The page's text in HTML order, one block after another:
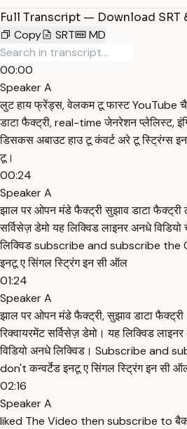
Full Transcript — Download SRT
Copy
SRT MD
00:00
Speaker A
लुट हाय फ्रेंड्स, वेलकम टू फास्ट YouTube
डाटा फैक्ट्री, real-time जेनरेशन प्लेलिस्ट,
डिसकस अबाउट हाउ टू कंवर्ट अरे टू स्ट्रिंग्स
टू।
00:24
Speaker A
झाल पर ओपन मंडे फैक्ट्री सुझाव डाटा फैक्ट्री
सर्विसेज़ डेमो यह लिक्विड लाइनर अनधे
लिक्विड subscribe and subscribe the
इनटू ए सिंगल स्ट्रिंग इन सी ऑल
01:24
Speaker A
झाल पर ओपन मंडे फैक्ट्री, सुझाव डाटा
रिक्वायरमेंट सर्विसेज़ डेमो। यह लिक्विड
विडियो अनधे लिक्विड। Subscribe and
don't कन्वर्टेड इनटू ए सिंगल स्ट्रिंग इन सी
02:16
Speaker A
liked The Video then subscribe to बैक